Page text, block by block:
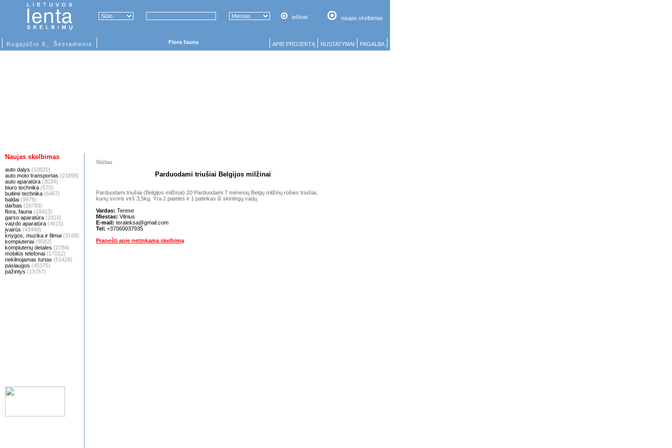
ieškoti naujas skelbimas
Rugpjūčio 8, Šestadienis Flora fauna APIE PROJEKTĄ NUSTATYMAI PAGALBA
Naujas skelbimas
auto dalys (10820)
auto moto transportas (21858)
auto aparatūra (3034)
biuro technika (570)
buitinė technika (6467)
baldai (9976)
darbas (26783)
flora, fauna (10413)
garso aparatūra (2916)
vaizdo aparatūra (4615)
įvairūs (43449)
knygos, muzika ir filmai (3168)
kompiuteriai (9582)
kompiuterių detales (2784)
mobilūs telefonai (17012)
nekilnojamas turtas (51426)
paslaugos (45375)
pažintys (13757)
Siūlau
Parduodami triušiai Belgijos milžinai
Parduodami triušiai (Belgijos milžinai) 20 Parduodami 7 mėnesių Belgų milžinų rūšies triušiai,
kurių svoris virš 3,5kg. Yra 2 patelės ir 1 patinkas iš skirtingų vadų.
Vardas: Terese
Miestas: Vilnius
E-mail: teraleksa@gmail.com
Tel: +37060037935
Pranešti apie netinkama skelbimą